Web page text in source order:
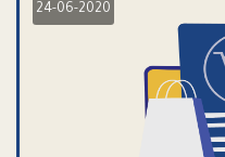
24-06-2020